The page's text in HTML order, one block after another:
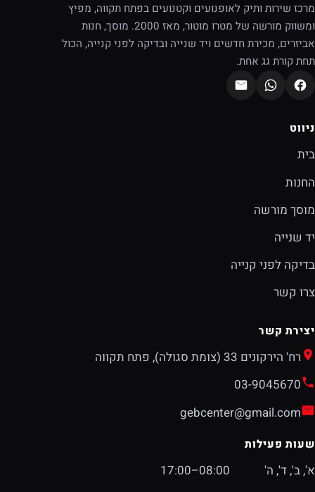
מרכז שירות ותיק לאופנועים וקטנועים בפתח תקווה, מפיץ
ומשווק מורשה של מטרו מוטור, מאז 2000. מוסך, חנות
אביזרים, מכירת חדשים ויד שנייה ובדיקה לפני קנייה, הכול
תחת קורת גג אחת.
ניווט
בית
החנות
מוסך מורשה
יד שנייה
בדיקה לפני קנייה
צרו קשר
יצירת קשר
רח' הירקונים 33 (צומת סגולה), פתח תקווה
03-9045670
gebcenter@gmail.com
שעות פעילות
א', ב', ד', ה'
08:00–17:00